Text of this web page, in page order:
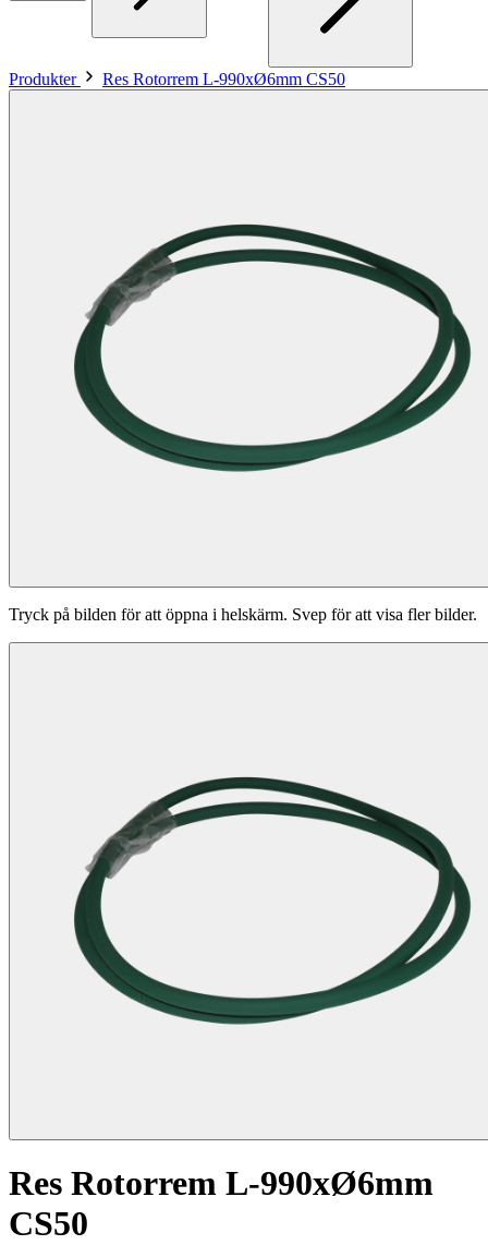
Produkter Res Rotorrem L-990xØ6mm CS50
Tryck på bilden för att öppna i helskärm. Svep för att visa fler bilder.
Res Rotorrem L-990xØ6mm
CS50